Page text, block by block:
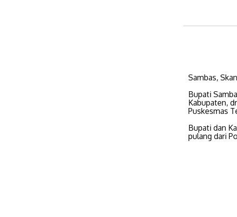
Sambas,
Bupati
Kabupaten,
Puskesmas
Bupati dan
pulang dari